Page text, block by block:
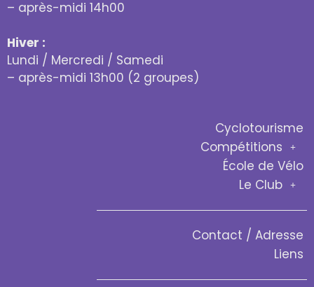
– après-midi 14h00
Hiver :
Lundi / Mercredi / Samedi
– après-midi 13h00 (2 groupes)
Cyclotourisme
Compétitions
École de Vélo
Le Club
Contact / Adresse
Liens